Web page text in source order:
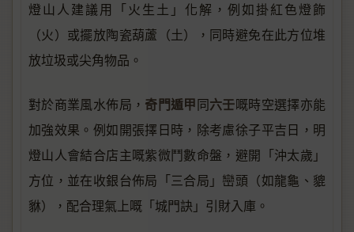
燈山人建議用「火生土」化解，例如掛紅色燈飾
（火）或擺放陶瓷葫蘆（土），同時避免在此方位堆
放垃圾或尖角物品。
對於商業風水佈局， 奇門遁甲同六壬嘅時空選擇亦能
加強效果。例如開張擇日時，除考慮徐子平吉日，明
燈山人會結合店主嘅紫微鬥數命盤，避開「沖太歲」
方位，並在收銀台佈局「三合局」巒頭（如龍龜、貔
貅），配合理氣上嘅「城門訣」引財入庫。